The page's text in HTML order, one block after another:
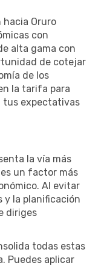
hacia Oruro
con
alta gama con
de cotejar
de los
la tarifa para
tus expectativas
la vía más
un factor más
Al evitar
y la planificación
diriges
todas estas
Puedes aplicar